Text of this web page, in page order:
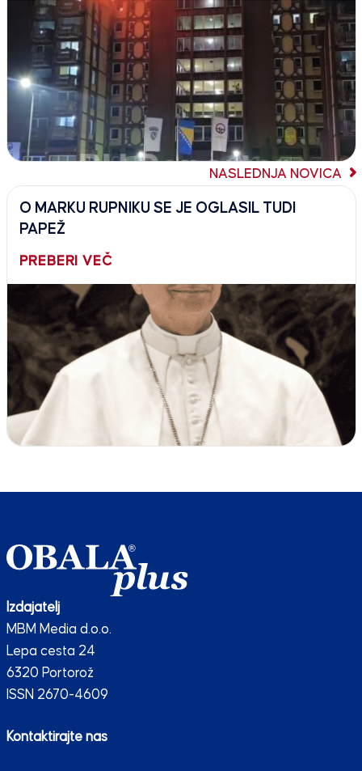
NASLEDNJA NOVICA
O MARKU RUPNIKU SE JE OGLASIL TUDI
PAPEŽ
PREBERI VEČ
Izdajatelj
MBM Media d.o.o.
Lepa cesta 24
6320 Portorož
ISSN 2670-4609
Kontaktirajte nas